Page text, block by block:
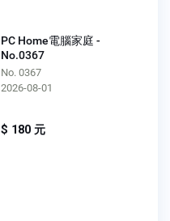
PC Home電腦家庭 -
No.0367
No. 0367
2026-08-01
$ 180 元